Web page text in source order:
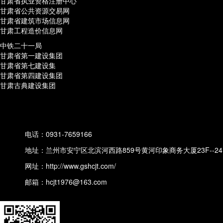
甘肃省公共资源交易网
甘肃省建筑市场信息网
甘肃工程造价信息网
中铁二十一局
甘肃省第一建设集团
甘肃省第七建设集
甘肃省第四建设集团
甘肃古典建设集团
电话：0931-7659166
地址：兰州市安宁区北滨河西路859号黄河印象商务大厦23F--
网址： http://www.gshcjt.com/
邮箱：hcjt1976@163.com